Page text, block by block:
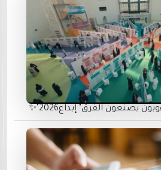
يصنعون الفرق" إبداع2026"✨